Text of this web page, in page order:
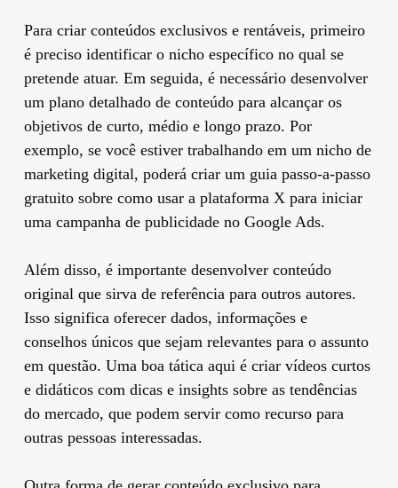
Para criar conteúdos exclusivos e rentáveis, primeiro
é preciso identificar o nicho específico no qual se
pretende atuar. Em seguida, é necessário desenvolver
um plano detalhado de conteúdo para alcançar os
objetivos de curto, médio e longo prazo. Por
exemplo, se você estiver trabalhando em um nicho de
marketing digital, poderá criar um guia passo-a-passo
gratuito sobre como usar a plataforma X para iniciar
uma campanha de publicidade no Google Ads.
Além disso, é importante desenvolver conteúdo
original que sirva de referência para outros autores.
Isso significa oferecer dados, informações e
conselhos únicos que sejam relevantes para o assunto
em questão. Uma boa tática aqui é criar vídeos curtos
e didáticos com dicas e insights sobre as tendências
do mercado, que podem servir como recurso para
outras pessoas interessadas.